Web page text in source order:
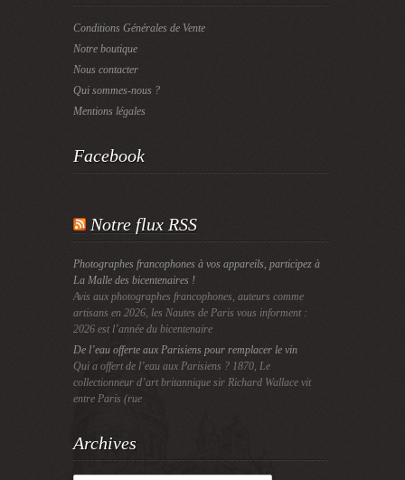
Conditions Générales de Vente
Notre boutique
Nous contacter
Qui sommes-nous ?
Mentions légales
Facebook
Notre flux RSS
Photographes francophones à vos appareils, participez à
La Malle des bicentenaires !
Avis aux photographes francophones, auteurs comme
artisans en 2026, les Nautes de Paris vous informent :
2026 est l’année du bicentenaire
De l’eau offerte aux Parisiens pour remplacer le vin
Qui a offert de l’eau aux Parisiens ? 1870, Le
collectionneur d’art britannique sir Richard Wallace vit
entre Paris (rue
Archives